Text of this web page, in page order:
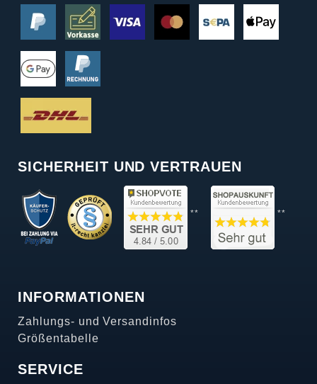
SICHERHEIT UND VERTRAUEN
** **
INFORMATIONEN
Zahlungs- und Versandinfos
Größentabelle
SERVICE